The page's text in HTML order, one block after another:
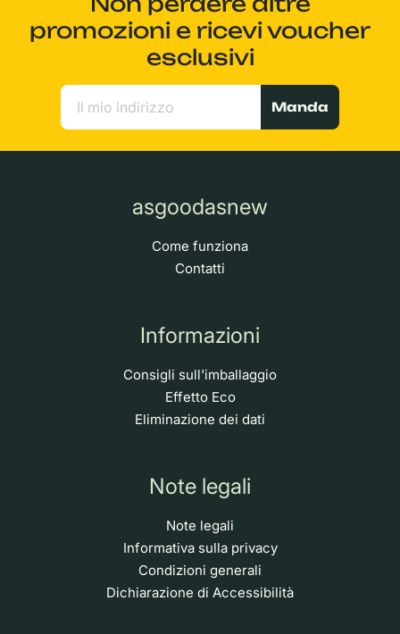
promozioni e ricevi voucher
esclusivi
Manda
asgoodasnew
Come funziona
Contatti
Informazioni
Consigli sull'imballaggio
Effetto Eco
Eliminazione dei dati
Note legali
Note legali
Informativa sulla privacy
Condizioni generali
Dichiarazione di Accessibilità